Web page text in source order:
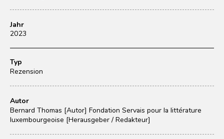
Jahr
2023
Typ
Rezension
Autor
Bernard Thomas [Autor] Fondation Servais pour la littérature
luxembourgeoise [Herausgeber / Redakteur]